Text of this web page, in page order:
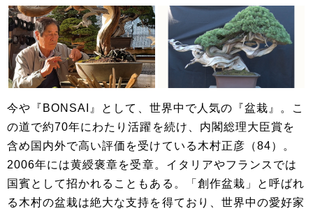
今や『BONSAI』として、世界中で人気の『盆栽』。こ
の道で約70年にわたり活躍を続け、内閣総理大臣賞を
含め国内外で高い評価を受けている木村正彦（84）。
2006年には黄綬褒章を受章。イタリアやフランスでは
国賓として招かれることもある。「創作盆栽」と呼ばれ
る木村の盆栽は絶大な支持を得ており、世界中の愛好家